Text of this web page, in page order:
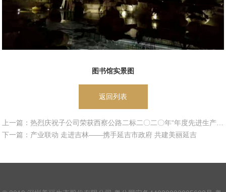
图书馆实景图
返回列表
上一篇：热烈庆祝子公司荣获西察公路二标二〇二〇年“年度先进生产单位”荣誉称号
下一篇：产业联动 走进吉林——携手延吉市政府 共建美丽延吉